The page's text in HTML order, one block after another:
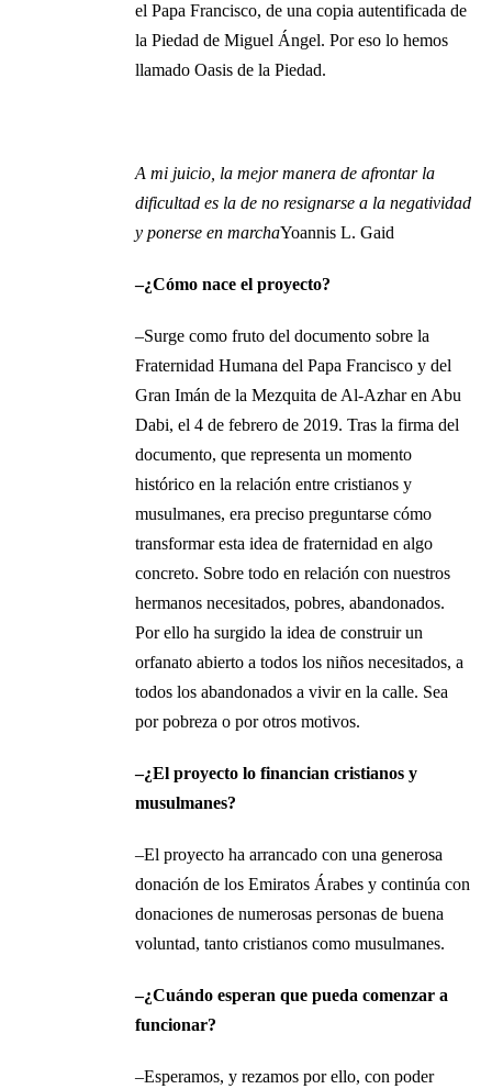
el Papa Francisco, de una copia autentificada de
la Piedad de Miguel Ángel. Por eso lo hemos
llamado Oasis de la Piedad.
A mi juicio, la mejor manera de afrontar la
dificultad es la de no resignarse a la negatividad
y ponerse en marchaYoannis L. Gaid
–¿Cómo nace el proyecto?
–Surge como fruto del documento sobre la
Fraternidad Humana del Papa Francisco y del
Gran Imán de la Mezquita de Al-Azhar en Abu
Dabi, el 4 de febrero de 2019. Tras la firma del
documento, que representa un momento
histórico en la relación entre cristianos y
musulmanes, era preciso preguntarse cómo
transformar esta idea de fraternidad en algo
concreto. Sobre todo en relación con nuestros
hermanos necesitados, pobres, abandonados.
Por ello ha surgido la idea de construir un
orfanato abierto a todos los niños necesitados, a
todos los abandonados a vivir en la calle. Sea
por pobreza o por otros motivos.
–¿El proyecto lo financian cristianos y
musulmanes?
–El proyecto ha arrancado con una generosa
donación de los Emiratos Árabes y continúa con
donaciones de numerosas personas de buena
voluntad, tanto cristianos como musulmanes.
–¿Cuándo esperan que pueda comenzar a
funcionar?
–Esperamos, y rezamos por ello, con poder